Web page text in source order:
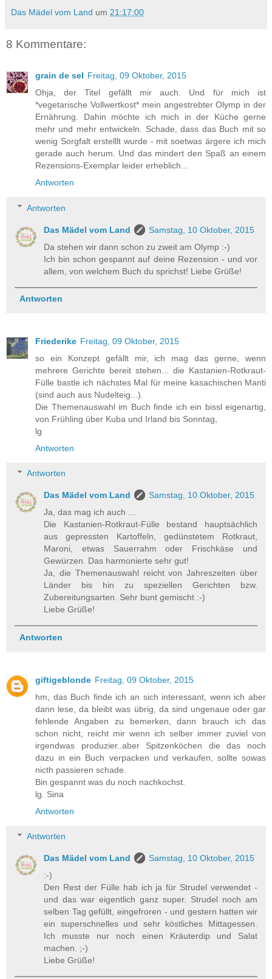
Das Mädel vom Land um 21:17:00
8 Kommentare:
grain de sel Freitag, 09 Oktober, 2015
Ohja, der Titel gefällt mir auch. Und für mich ist
*vegetarische Vollwertkost* mein angestrebter Olymp in der
Ernährung. Dahin möchte ich mich in der Küche gerne
mehr und mehr entwickeln. Schade, dass das Buch mit so
wenig Sorgfalt erstelllt wurde - mit soetwas ärgere ich mich
gerade auch herum. Und das mindert den Spaß an einem
Rezensions-Exemplar leider erheblich...
Antworten
Antworten
Das Mädel vom Land
Samstag, 10 Oktober, 2015
Da stehen wir dann schon zu zweit am Olymp :-)
Ich bin schon gespannt auf deine Rezension - und vor
allem, von welchem Buch du sprichst! Liebe Grüße!
Antworten
Friederike Freitag, 09 Oktober, 2015
so ein Konzept gefällt mir, ich mag das gerne, wenn
mehrere Gerichte bereit stehen... die Kastanien-Rotkraut-
Fülle bastle ich nächstes Mal für meine kasachischen Manti
(sind auch aus Nudelteig...).
Die Themenauswahl im Buch finde ich ein bissl eigenartig,
von Frühling über Kuba und Irland bis Sonntag,
lg
Antworten
Antworten
Das Mädel vom Land
Samstag, 10 Oktober, 2015
Ja, das mag ich auch ...
Die Kastanien-Rotkraut-Fülle bestand hauptsächlich
aus gepressten Kartoffeln, gedünstetem Rotkraut,
Maroni, etwas Sauerrahm oder Frischkäse und
Gewürzen. Das harmonierte sehr gut!
Ja, die Themenauswahl reicht von Jahreszeiten über
Länder bis hin zu speziellen Gerichten bzw.
Zubereitungsarten. Sehr bunt gemischt :-)
Liebe Grüße!
Antworten
giftigeblonde Freitag, 09 Oktober, 2015
hm, das Buch finde ich an sich interessant, wenn ich aber
dann lese, da bleibt was übrig, da sind ungenaue oder gar
fehlende Angaben zu bemerken, dann brauch ich das
schon nicht, reicht mir wenn ich selber immer zuviel von
irgendwas produzier..aber Spitzenköchen die das noch
dazu in ein Buch verpacken und verkaufen, sollte sowas
nicth passieren schade.
Bin gespannt was du noch nachkochst.
lg. Sina
Antworten
Antworten
Das Mädel vom Land
Samstag, 10 Oktober, 2015
:-)
Den Rest der Fülle hab ich ja für Strudel verwendet -
und das war eigentlich ganz super. Strudel noch am
selben Tag gefüllt, eingefroren - und gestern hatten wir
ein superschnelles und sehr köstliches Mittagessen.
Ich musste nur noch einen Kräuterdip und Salat
machen. ;-)
Liebe Grüße!